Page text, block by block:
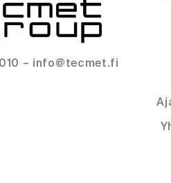
– info@tecmet.fi